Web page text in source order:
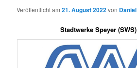
Veröffentlicht am21. August 2022von
Stadtwerke Speyer